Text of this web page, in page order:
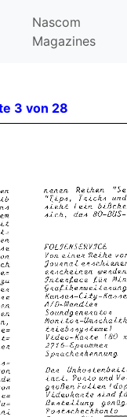
Nascom
Magazines
3 von 28